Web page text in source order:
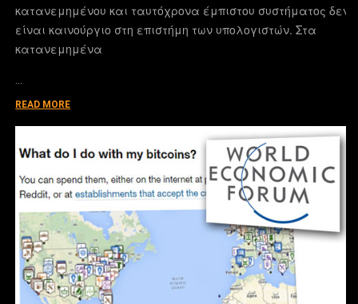
κατανεμημένου και ταυτόχρονα έμπιστου συστήματος δεν
είναι καινούργιο στη επιστήμη των υπολογιστών. Στα
κατανεμημένα
READ MORE